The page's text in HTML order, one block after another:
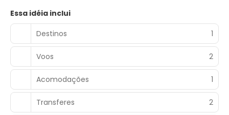
Essa idéia inclui
Destinos
1
Voos 2
Acomodações 1
Transferes 2